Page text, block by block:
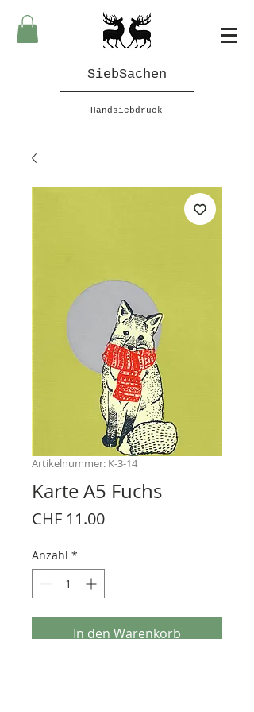
SiebSachen
Handsiebdruck
Artikelnummer: K-3-14
Karte A5 Fuchs
CHF 11.00Preis
Anzahl *
In den Warenkorb